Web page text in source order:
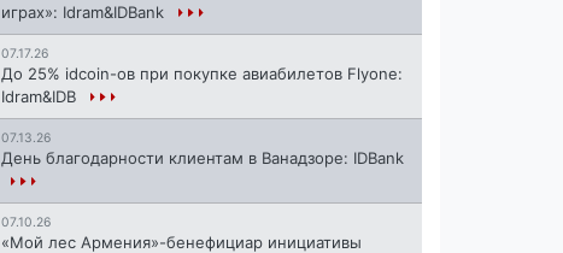
играх»: Idram&IDBank
07.17.26
До 25% idcoin-ов при покупке авиабилетов Flyone:
Idram&IDB
07.13.26
День благодарности клиентам в Ванадзоре: IDBank
07.10.26
«Мой лес Армения»-бенефициар инициативы